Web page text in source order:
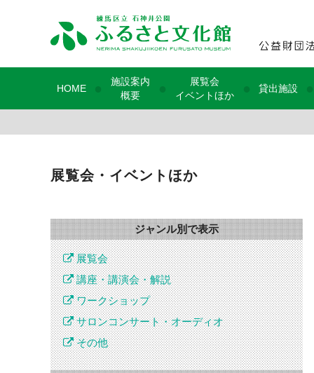
HOME
施設案内
概要
展覧会
イベントほか
貸出施設
展覧会・イベントほか
ジャンル別で表示
展覧会
講座・講演会・解説
ワークショップ
サロンコンサート・オーディオ
その他